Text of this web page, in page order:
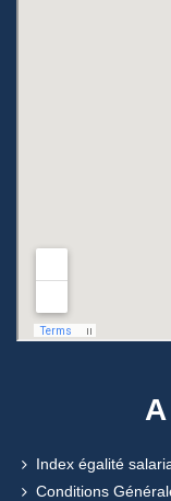
Index égalité
Conditions